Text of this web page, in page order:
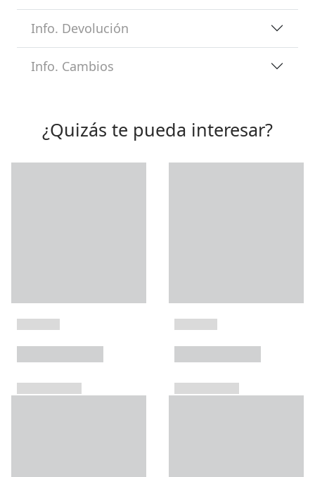
Info. Devolución
Info. Cambios
¿Quizás te pueda interesar?